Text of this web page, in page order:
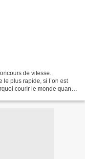
de vitesse.
le plus rapide, si l’on est
courir le monde quand